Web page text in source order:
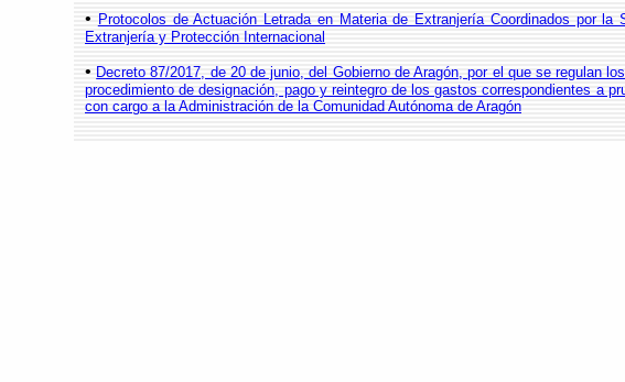
• Protocolos de Actuación Letrada en Materia de Extranjería Coordinados por la
Extranjería y Protección Internacional
• Decreto 87/2017, de 20 de junio, del Gobierno de Aragón, por el que se regulan
procedimiento de designación, pago y reintegro de los gastos correspondientes a
con cargo a la Administración de la Comunidad Autónoma de Aragón